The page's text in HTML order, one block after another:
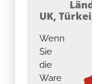
UK,
Wenn
Sie
die
Ware